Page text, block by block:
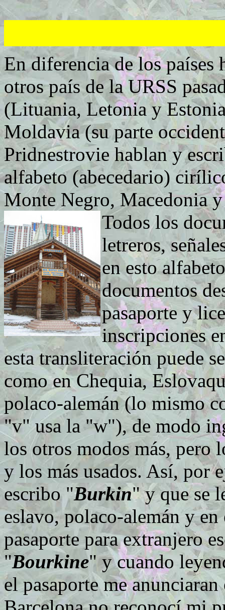
En diferencia de los países
otros país de la URSS
(Lituania, Letonia y
Moldavia (su parte
Pridnestrovie hablan y
alfabeto (abecedario)
Monte Negro, Macedonia
Todos los
letreros,
en esto
documentos
pasaporte y
inscripciones
esta transliteración puede
como en Chequia,
polaco-alemán (lo mismo
"v" usa la "w"), de modo
los otros modos más, pero
y los más usados. Así, por
escribo "Burkin" y que se
eslavo, polaco-alemán y
pasaporte para extranjero
"Bourkine" y cuando
el pasaporte me